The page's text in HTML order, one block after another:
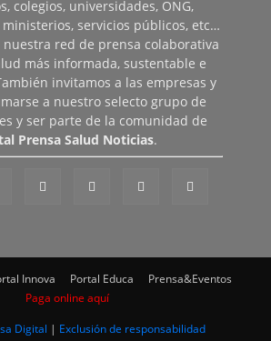
colegios, universidades, ONG,
servicios públicos, etc…
red de prensa colaborativa
más informada, sustentable e
invitamos a las empresas y
a nuestro selecto grupo de
y ser parte de la comunidad de
Prensa Salud Noticias.
Innova Portal Educa
Prensa&Eventos
Paga online aquí
Digital | Exclusión de responsabilidad